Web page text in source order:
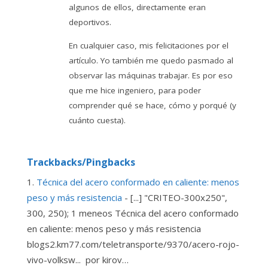
algunos de ellos, directamente eran
deportivos.
En cualquier caso, mis felicitaciones por el
artículo. Yo también me quedo pasmado al
observar las máquinas trabajar. Es por eso
que me hice ingeniero, para poder
comprender qué se hace, cómo y porqué (y
cuánto cuesta).
Trackbacks/Pingbacks
Técnica del acero conformado en caliente: menos
peso y más resistencia - [...] "CRITEO-300x250",
300, 250); 1 meneos Técnica del acero conformado
en caliente: menos peso y más resistencia
blogs2.km77.com/teletransporte/9370/acero-rojo-
vivo-volksw... por kirov…